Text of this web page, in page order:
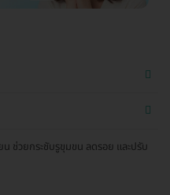
น ช่วยกระชับรูขุมขน ลดรอย และปรับ